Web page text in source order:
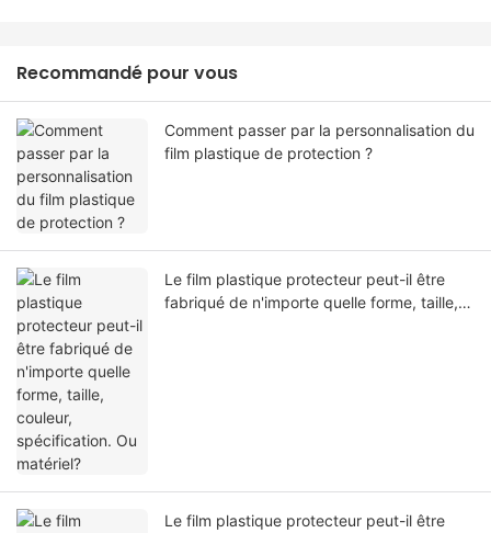
Recommandé pour vous
Comment passer par la personnalisation du
film plastique de protection ?
Le film plastique protecteur peut-il être
fabriqué de n'importe quelle forme, taille,
Le film plastique protecteur peut-il être